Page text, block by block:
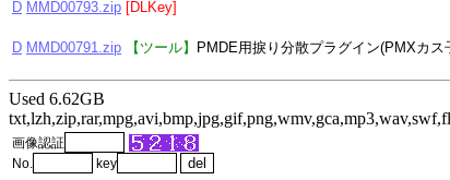
D MMD00793.zip [DLKey]
D MMD00791.zip 【ツール】 PMDE用捩り分散プラグイン(PMXカス
Used 6.62GB
画像認証
No.
key